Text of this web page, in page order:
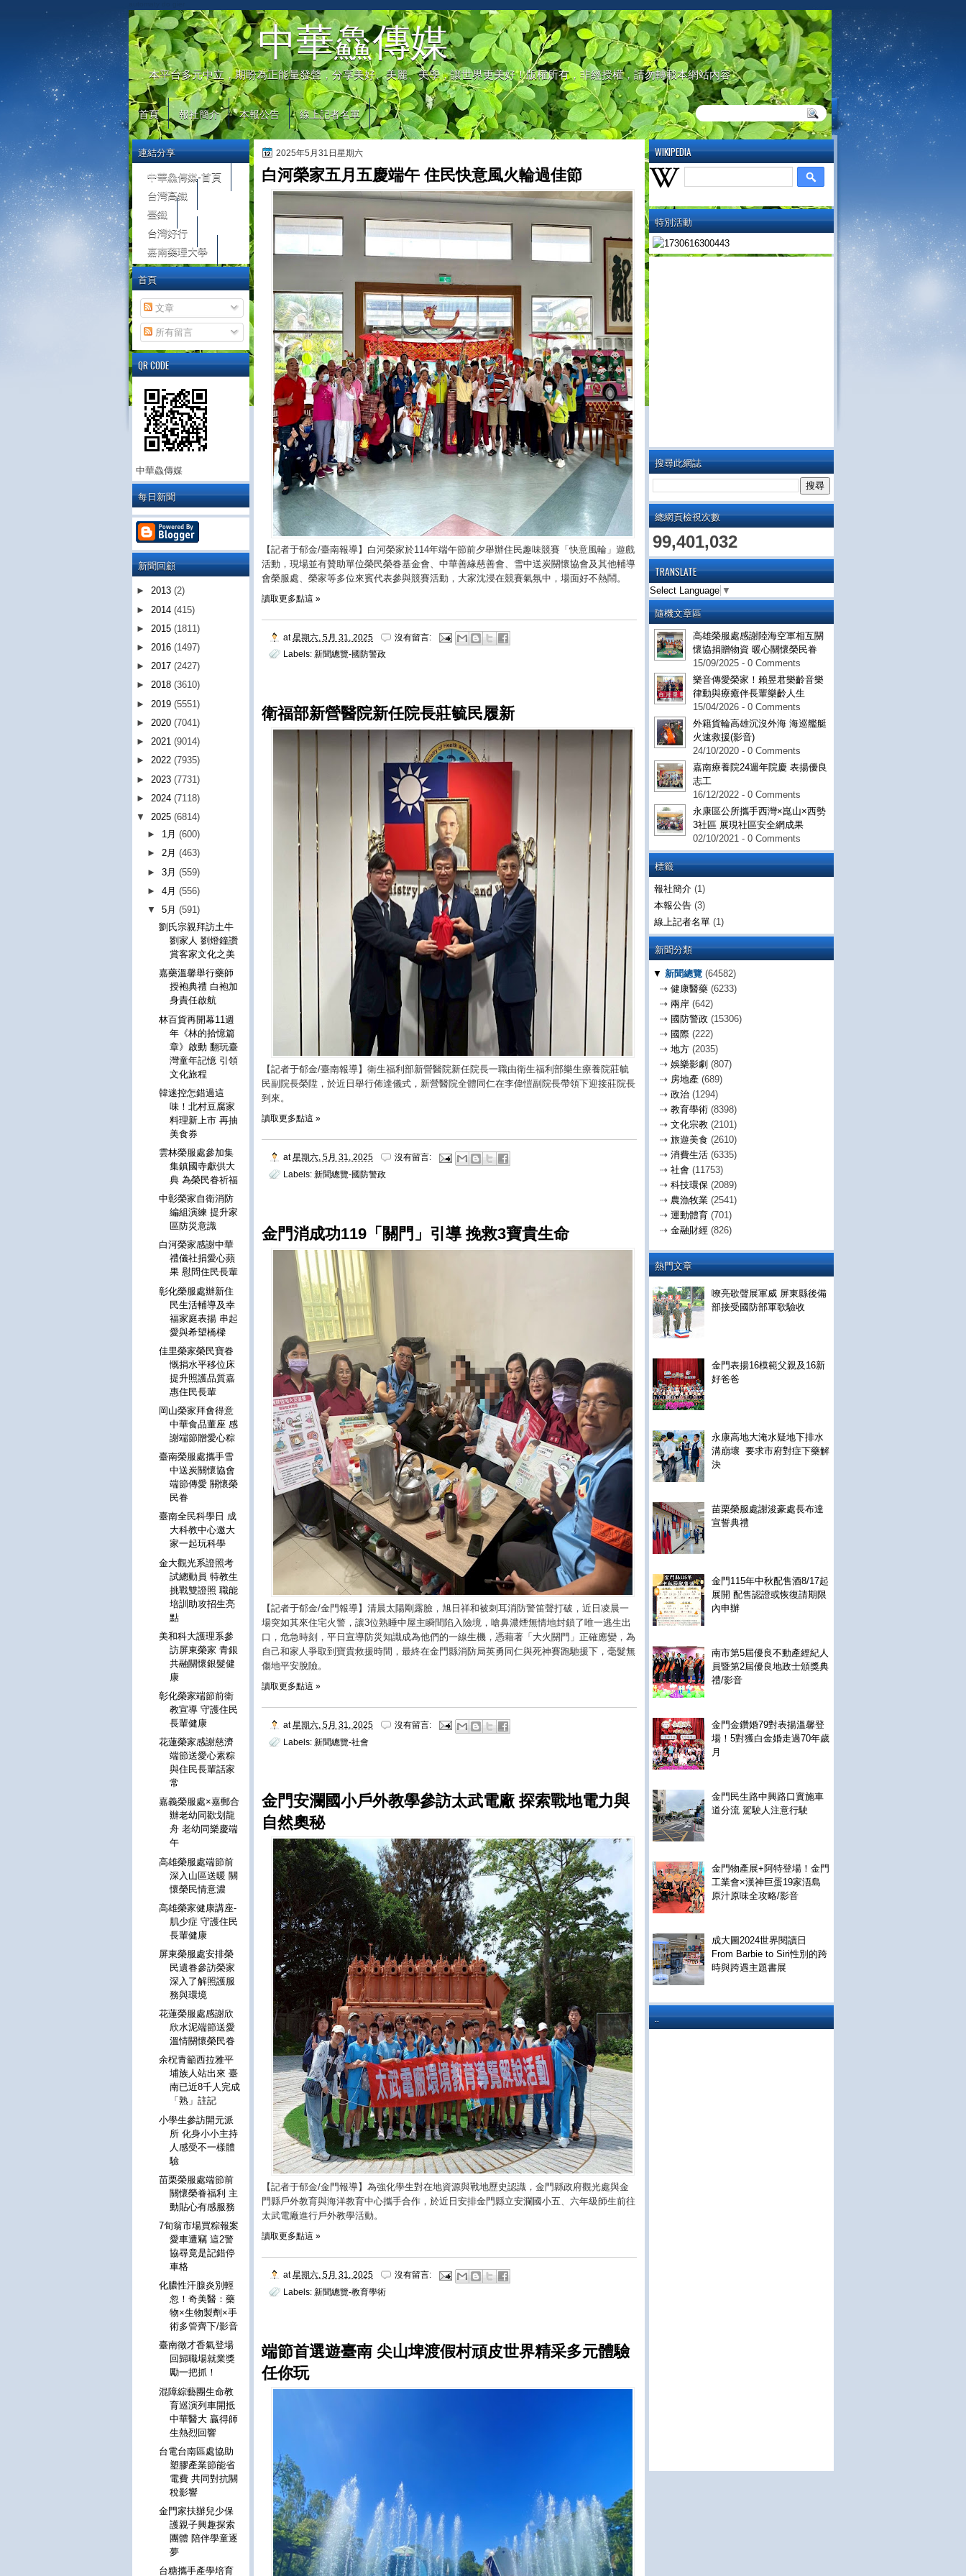
中華鱻傳媒
本平台多元中立，期盼為正能量發聲，分享美好、美麗、美學，讓世界更美好！版權所有，非經授權，請勿轉載本網站內容
首頁 報社簡介 本報公告 線上記者名單
WIKIPEDIA
特別活動
搜尋此網誌
總網頁檢視次數
99,401,032
TRANSLATE
Select Language ▼
隨機文章區
高雄榮服處感謝陸海空軍相互關
懷協捐贈物資 暖心關懷榮民眷
15/09/2025 - 0 Comments
樂音傳愛榮家！賴昱君樂齡音樂
律動與療癒伴長輩樂齡人生
15/04/2026 - 0 Comments
外籍貨輪高雄沉沒外海 海巡艦艇
火速救援(影音)
24/10/2020 - 0 Comments
嘉南療養院24週年院慶 表揚優良
志工
16/12/2022 - 0 Comments
永康區公所攜手西灣×崑山×西勢
3社區 展現社區安全網成果
02/10/2021 - 0 Comments
標籤
報社簡介 (1)
本報公告 (3)
線上記者名單 (1)
新聞分類
▼ 新聞總覽 (64582)
⇢ 健康醫藥 (6233)
⇢ 兩岸 (642)
⇢ 國防警政 (15306)
⇢ 國際 (222)
⇢ 地方 (2035)
⇢ 娛樂影劇 (807)
⇢ 房地產 (689)
⇢ 政治 (1294)
⇢ 教育學術 (8398)
⇢ 文化宗教 (2101)
⇢ 旅遊美食 (2610)
⇢ 消費生活 (6335)
⇢ 社會 (11753)
⇢ 科技環保 (2089)
⇢ 農漁牧業 (2541)
⇢ 運動體育 (701)
⇢ 金融財經 (826)
熱門文章
嘹亮歌聲展軍威 屏東縣後備
部接受國防部軍歌驗收
金門表揚16模範父親及16新
好爸爸
永康高地大淹水疑地下排水
溝崩壞 要求市府對症下藥解
決
苗栗榮服處謝浚豪處長布達
宣誓典禮
金門115年中秋配售酒8/17起
展開 配售認證或恢復請期限
內申辦
南市第5屆優良不動產經紀人
員暨第2屆優良地政士頒獎典
禮/影音
金門金鑽婚79對表揚溫馨登
場！5對獲白金婚走過70年歲
月
金門民生路中興路口實施車
道分流 駕駛人注意行駛
金門物產展+阿特登場！金門
工業會×漢神巨蛋19家浯島
原汁原味全攻略/影音
成大圖2024世界閱讀日
From Barbie to Siri性別的跨
時與跨遇主題書展
..
2025年5月31日星期六
白河榮家五月五慶端午 住民快意風火輪過佳節
【記者于郁金/臺南報導】白河榮家於114年端午節前夕舉辦住民趣味競賽「快意風輪」遊戲
活動，現場並有贊助單位榮民榮眷基金會、中華善緣慈善會、雪中送炭關懷協會及其他輔導
會榮服處、榮家等多位來賓代表參與競賽活動，大家沈浸在競賽氣氛中，場面好不熱鬧。
讀取更多點這 »
at 星期六, 5月 31, 2025
沒有留言:
Labels: 新聞總覽-國防警政
衛福部新營醫院新任院長莊毓民履新
【記者于郁金/臺南報導】衛生福利部新營醫院新任院長一職由衛生福利部樂生療養院莊毓
民副院長榮陞，於近日舉行佈達儀式，新營醫院全體同仁在李偉愷副院長帶領下迎接莊院長
到來。
讀取更多點這 »
at星期六, 5月 31, 2025
沒有留言:
Labels: 新聞總覽-國防警政
金門消成功119「關門」引導 挽救3寶貴生命
【記者于郁金/金門報導】清晨太陽剛露臉，旭日祥和被刺耳消防警笛聲打破，近日凌晨一
場突如其來住宅火警，讓3位熟睡中屋主瞬間陷入險境，嗆鼻濃煙無情地封鎖了唯一逃生出
口，危急時刻，平日宣導防災知識成為他們的一線生機，憑藉著「大火關門」正確應變，為
自己和家人爭取到寶貴救援時間，最終在金門縣消防局英勇同仁與死神賽跑馳援下，毫髮無
傷地平安脫險。
讀取更多點這 »
at星期六, 5月 31, 2025
沒有留言:
Labels: 新聞總覽-社會
金門安瀾國小戶外教學參訪太武電廠 探索戰地電力與
自然奧秘
【記者于郁金/金門報導】為強化學生對在地資源與戰地歷史認識，金門縣政府觀光處與金
門縣戶外教育與海洋教育中心攜手合作，於近日安排金門縣立安瀾國小五、六年級師生前往
太武電廠進行戶外教學活動。
讀取更多點這 »
at星期六, 5月 31, 2025
沒有留言:
Labels: 新聞總覽-教育學術
端節首選遊臺南 尖山埤渡假村頑皮世界精采多元體驗
任你玩
連結分享
中華鱻傳媒-首頁
台灣高鐵
臺鐵
台灣好行
嘉南藥理大學
首頁
文章
所有留言
QR CODE
中華鱻傳媒
每日新聞
新聞回顧
► 2013 (2)
► 2014 (415)
► 2015 (1811)
► 2016 (1497)
► 2017 (2427)
► 2018 (3610)
► 2019 (5551)
► 2020 (7041)
► 2021 (9014)
► 2022 (7935)
► 2023 (7731)
► 2024 (7118)
▼ 2025 (6814)
► 1月(600)
►2月(463)
►3月(559)
►4月(556)
▼5月(591)
劉氏宗親拜訪土牛
劉家人 劉燈鐘讚
賞客家文化之美
嘉藥溫馨舉行藥師
授袍典禮 白袍加
身責任啟航
林百貨再開幕11週
年《林的拾憶篇
章》啟動 翻玩臺
灣童年記憶 引領
文化旅程
韓迷控怎錯過這
味！北村豆腐家
料理新上市 再抽
美食券
雲林榮服處參加集
集鎮國寺獻供大
典 為榮民眷祈福
中彰榮家自衛消防
編組演練 提升家
區防災意識
白河榮家感謝中華
禮儀社捐愛心蘋
果 慰問住民長輩
彰化榮服處辦新住
民生活輔導及幸
福家庭表揚 串起
愛與希望橋樑
佳里榮家榮民寶眷
慨捐水平移位床
提升照護品質嘉
惠住民長輩
岡山榮家拜會得意
中華食品董座 感
謝端節贈愛心粽
臺南榮服處攜手雪
中送炭關懷協會
端節傳愛 關懷榮
民眷
臺南全民科學日 成
大科教中心邀大
家一起玩科學
金大觀光系證照考
試總動員 特教生
挑戰雙證照 職能
培訓助攻招生亮
點
美和科大護理系參
訪屏東榮家 青銀
共融關懷銀髮健
康
彰化榮家端節前衛
教宣導 守護住民
長輩健康
花蓮榮家感謝慈濟
端節送愛心素粽
與住民長輩話家
常
嘉義榮服處×嘉郵合
辦老幼同歡划龍
舟 老幼同樂慶端
午
高雄榮服處端節前
深入山區送暖 關
懷榮民情意濃
高雄榮家健康講座-
肌少症 守護住民
長輩健康
屏東榮服處安排榮
民遺眷參訪榮家
深入了解照護服
務與環境
花蓮榮服處感謝欣
欣水泥端節送愛
溫情關懷榮民眷
余柷青籲西拉雅平
埔族人站出來 臺
南已近8千人完成
「熟」註記
小學生參訪開元派
所 化身小小主持
人感受不一樣體
驗
苗栗榮服處端節前
關懷榮眷福利 主
動貼心有感服務
7旬翁市場買粽報案
愛車遭竊 這2警
協尋竟是記錯停
車格
化膿性汗腺炎別輕
忽！奇美醫：藥
物×生物製劑×手
術多管齊下/影音
臺南徵才香氣登場
回歸職場就業獎
勵一把抓！
混障綜藝團生命教
育巡演列車開抵
中華醫大 贏得師
生熱烈回響
台電台南區處協助
塑膠產業節能省
電費 共同對抗關
稅影響
金門家扶辦兒少保
護親子興趣探索
團體 陪伴學童逐
夢
台糖攜手產學培育